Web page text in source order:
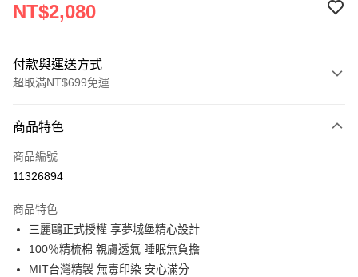
NT$2,080
付款與運送方式
超取滿NT$699免運
信用卡一次付款
超商取貨付款
Apple Pay
街口支付
商品特色
商品編號
11326894
商品特色
三麗鷗正式授權 享夢城堡精心設計
100％精梳棉 親膚透氣 睡眠無負擔
MIT台灣精製 無毒印染 安心滿分